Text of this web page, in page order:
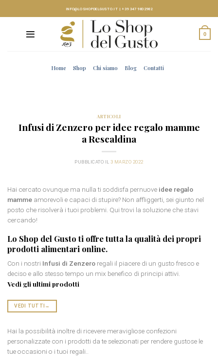
INFO@LOSHOPDELGUSTO.IT |+39 347 9802982
0
Home Shop Chi siamo Blog Contatti
ARTICOLI
Infusi di Zenzero per idee regalo mamme
a Rescaldina
PUBBLICATO IL 3 MARZO 2022
Hai cercato ovunque ma nulla ti soddisfa pernuove idee regalo
mamme amorevoli e capaci di stupire? Non affliggerti, sei giunto nel
posto che risolverà i tuoi problemi. Qui trovi la soluzione che stavi
cercando!
Lo Shop del Gusto ti offre tutta la qualità dei propri
prodotti alimentari online.
Con i nostri Infusi di Zenzero regali il piacere di un gusto fresco e
deciso e allo stesso tempo un mix benefico di principi attivi.
Vedi gli ultimi prodotti
VEDI TUTTI →
Hai la possibilità inoltre di ricevere meravigliose confezioni
personalizzate con i prodotti da te selezionati per rendere gustose le
tue occasioni o i tuoi regali..